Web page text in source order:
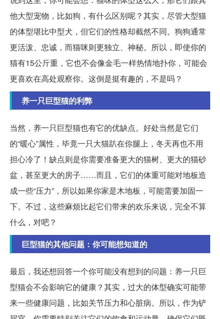
他大型宠物，比如狗，有什么区别呢？其实，尽管大型猫
的体型堪比中型犬，但它们的性格却截然不同。狗狗通常
更活泼、忠诚，而猫咪则更独立、神秘。所以，即使你的
猫有15公斤重，它也不会像金毛一样热情地扑你，可能会
更喜欢在高处观察你。这倒是挺有趣的，不是吗？
养一只巨型猫的利弊
当然，养一只巨型猫也有它的优缺点。好处当然是它们
的“暖心”属性，毕竟一只大猫趴在你腿上，冬天再也不用
担心冷了！缺点则是你需要准备更大的猫树、更大的猫砂
盆，甚至更大的房子……而且，它们的体重可能对地板造
成一些“压力”，所以如果你家是木地板，可能需要加固一
下。不过，这些麻烦比起它们带来的欢乐来说，完全不算
什么，对吧？
巨型猫的其他问题：你可能想知道的
最后，我还想回答一个你可能没有想到的问题：养一只巨
型猫会不会影响它的健康？其实，过大的体型确实可能带
来一些健康问题，比如关节压力和心脏病。所以，作为铲